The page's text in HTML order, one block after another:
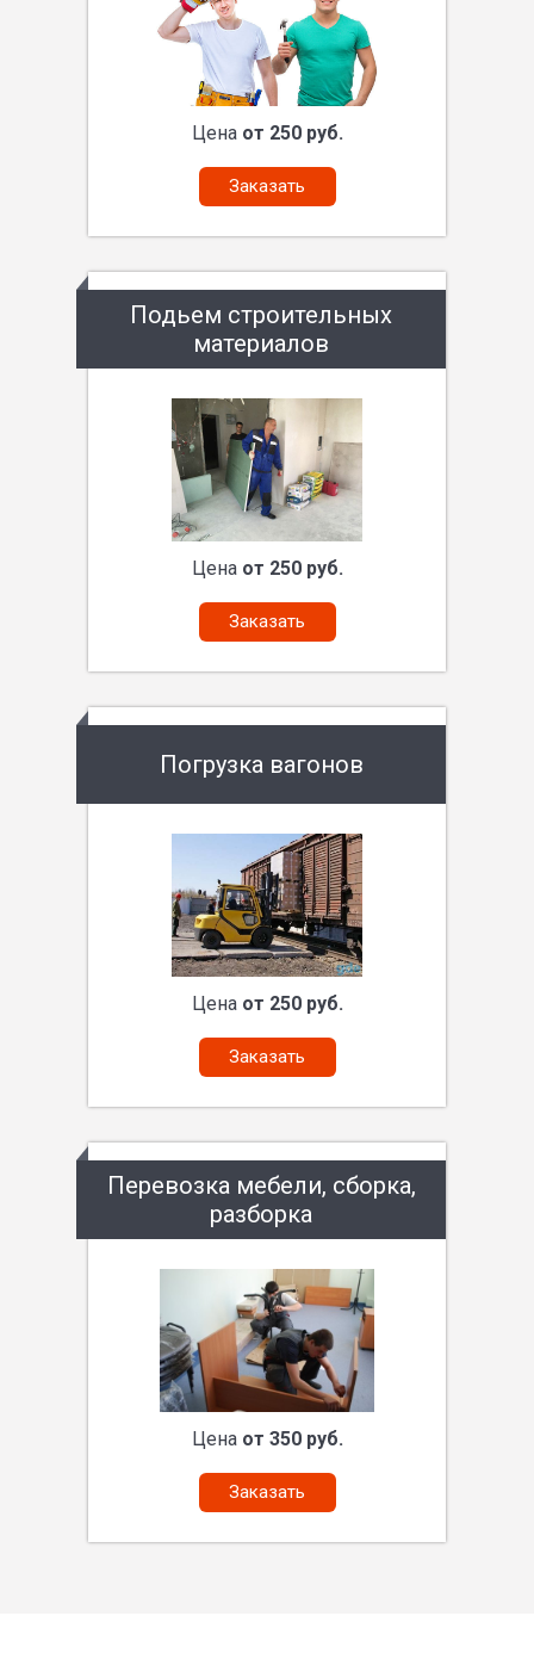
Цена от 250 руб.
Заказать
Подьем строительных
материалов
Цена от 250 руб.
Заказать
Погрузка вагонов
Цена от 250 руб.
Заказать
Перевозка мебели, сборка,
разборка
Цена от 350 руб.
Заказать